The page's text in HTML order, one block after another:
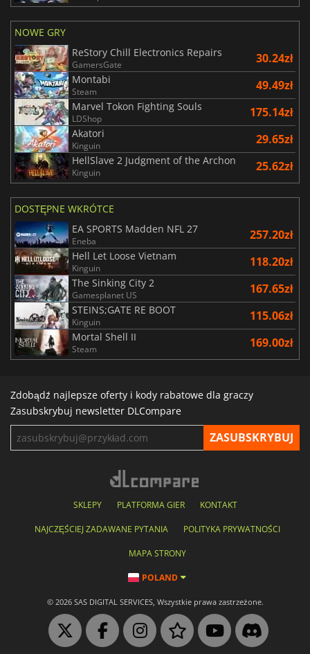
NOWE GRY
ReStory Chill Electronics Repairs
GamersGate 30.24zł
Montabi
Steam 49.49zł
Marvel Tokon Fighting Souls
LDShop 175.14zł
Akatori
Kinguin 29.65zł
HellSlave 2 Judgment of the Archon
Kinguin 25.62zł
DOSTĘPNE WKRÓTCE
EA SPORTS Madden NFL 27
Eneba 257.20zł
Hell Let Loose Vietnam
Kinguin 118.20zł
The Sinking City 2
Gamesplanet US 167.65zł
STEINS;GATE RE BOOT
Kinguin 115.06zł
Mortal Shell II
Steam 169.00zł
Zdobądź najlepsze oferty i kody rabatowe dla graczy
Zasubskrybuj newsletter DLCompare
SKLEPY PLATFORMA GIER KONTAKT
NAJCZĘŚCIEJ ZADAWANE PYTANIA POLITYKA PRYWATNOŚCI
MAPA STRONY
POLAND
© 2026 SAS DIGITAL SERVICES, Wszystkie prawa zastrzeżone.